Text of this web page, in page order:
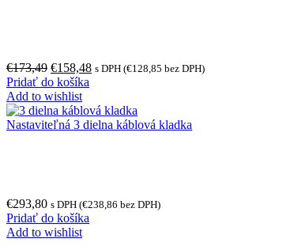
€173,49 €158,48 s DPH (€128,85 bez DPH)
Pridať do košíka
Add to wishlist
Nastaviteľná 3 dielna káblová kladka
€293,80 s DPH (€238,86 bez DPH)
Pridať do košíka
Add to wishlist